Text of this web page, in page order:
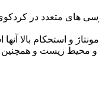
های متعدد در
و استحکام بالا آنها
زیست و همچنین